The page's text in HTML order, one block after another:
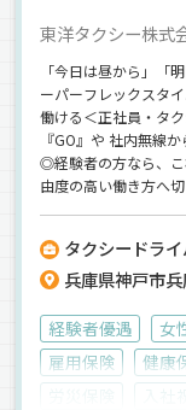
東洋タクシー株式
「今日は昼から」「
ーパーフレックスタ
働ける＜正社員・タ
『GO』や 社内無線
◎経験者の方なら、
由度の高い働き方へ
タクシードラ
兵庫県神戸市
経験者優遇 女
雇用保険
健康